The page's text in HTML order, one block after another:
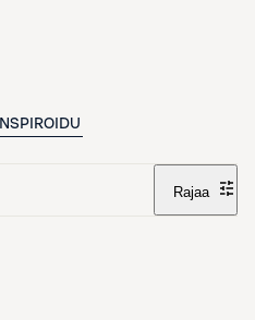
INSPIROIDU
Rajaa